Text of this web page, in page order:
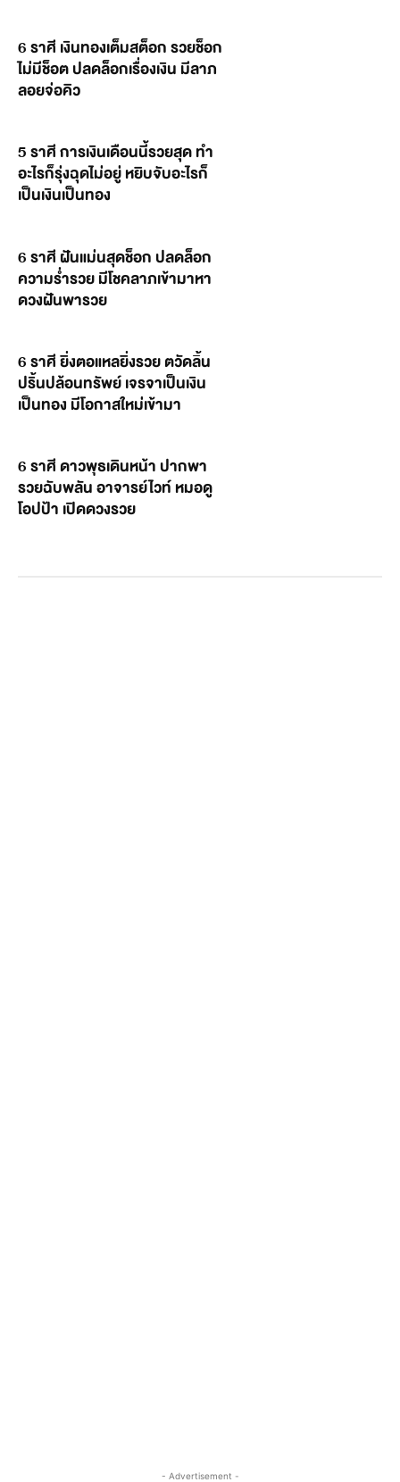
6 ราศี เงินทองเต็มสต็อก รวยช็อก
ไม่มีช็อต ปลดล็อกเรื่องเงิน มีลาภ
ลอยจ่อคิว
5 ราศี การเงินเดือนนี้รวยสุด ทำ
อะไรก็รุ่งฉุดไม่อยู่ หยิบจับอะไรก็
เป็นเงินเป็นทอง
6 ราศี ฝันแม่นสุดช็อก ปลดล็อก
ความร่ำรวย มีโชคลาภเข้ามาหา
ดวงฝันพารวย
6 ราศี ยิ่งตอแหลยิ่งรวย ตวัดลิ้น
ปริ้นปล้อนทรัพย์ เจรจาเป็นเงิน
เป็นทอง มีโอกาสใหม่เข้ามา
6 ราศี ดาวพุธเดินหน้า ปากพา
รวยฉับพลัน อาจารย์ไวท์ หมอดู
โอปป้า เปิดดวงรวย
- Advertisement -